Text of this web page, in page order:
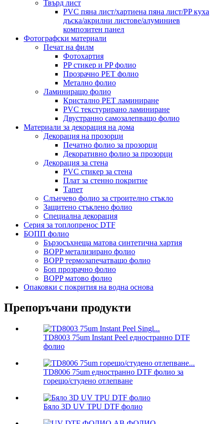
Твърд лист
PVC пяна лист/хартиена пяна лист/PP куха
дъска/акрилни листове/алуминиев
композитен панел
Фотографски материали
Печат на филм
Фотохартия
PP стикер и PP фолио
Прозрачно PET фолио
Метално фолио
Ламиниращо фолио
Кристално PET ламиниране
PVC текстурирано ламиниране
Двустранно самозалепващо фолио
Материали за декорация на дома
Декорация на прозорци
Печатно фолио за прозорци
Декоративно фолио за прозорци
Декорация за стена
PVC стикер за стена
Плат за стенно покритие
Тапет
Слънчево фолио за строително стъкло
Защитено стъклено фолио
Специална декорация
Серия за топлопренос DTF
БОПП фолио
Бързосъхнеща матова синтетична хартия
BOPP метализирано фолио
BOPP термозапечатващо фолио
Боп прозрачно фолио
BOPP матово фолио
Опаковки с покрития на водна основа
Препоръчани продукти
TD8003 75um Instant Peel едностранно DTF
фолио
TD8006 75um едностранно DTF фолио за
горещо/студено отлепване
Бяло 3D UV TPU DTF фолио